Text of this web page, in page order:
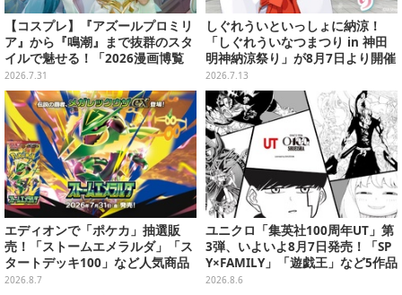
【コスプレ】『アズールプロミリ
ア』から『鳴潮』まで抜群のスタ
イルで魅せる！「2026漫画博覧
会」百花繚乱の台湾美女12選【写
真37枚】
2026.7.31
しぐれういといっしょに納涼！
「しぐれういなつまつり in 神田
明神納涼祭り」が8月7日より開催
決定
2026.7.13
エディオンで「ポケカ」抽選販
売！「ストームエメラルダ」「ス
タートデッキ100」など人気商品
が対象
2026.8.7
ユニクロ「集英社100周年UT」第
3弾、いよいよ8月7日発売！「SP
Y×FAMILY」「遊戯王」など5作品
をデザイン
2026.8.6